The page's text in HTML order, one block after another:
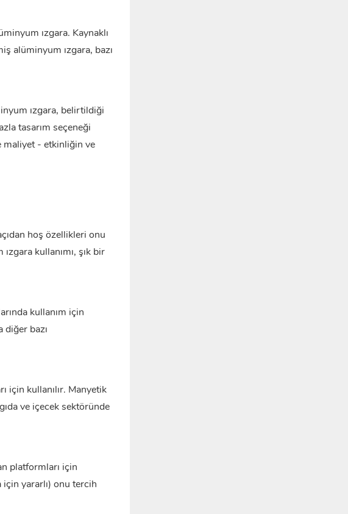
ızgara. Kaynaklı
alüminyum ızgara, bazı
ızgara, belirtildiği
tasarım seçeneği
maliyet - etkinliğin ve
hoş özellikleri onu
kullanımı, şık bir
kullanım için
diğer bazı
için kullanılır. Manyetik
ve içecek sektöründe
platformları için
yararlı) onu tercih